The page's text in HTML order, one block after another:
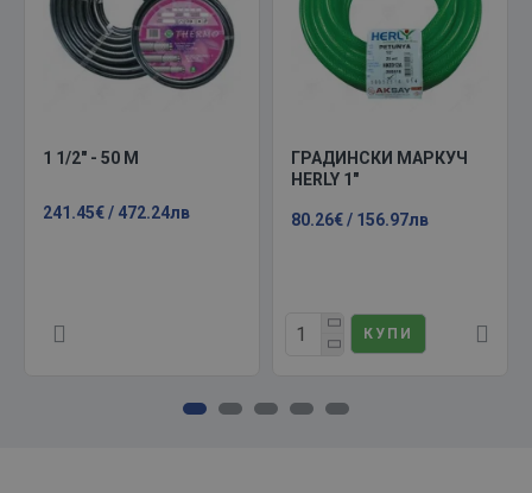
1 1/2" - 50 М
241.45€ / 472.24лв
ГРАДИНСКИ МАРКУЧ
HERLY 1"
80.26€ / 156.97лв
КУПИ